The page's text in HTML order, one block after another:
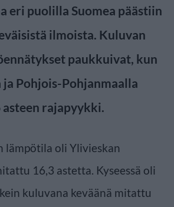
eri puolilla Suomea päästiin
ilmoista. Kuluvan
paukkuivat, kun
Pohjois-Pohjanmaalla
rajapyykki.
lämpötila oli Ylivieskan
16,3 astetta. Kyseessä oli
kuluvana keväänä mitattu